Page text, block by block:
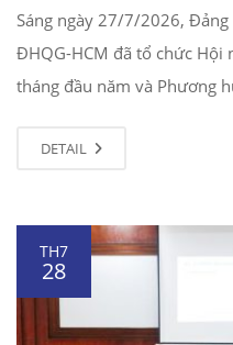
Sáng ngày 27/7/2026,
ĐHQG-HCM đã tổ chức Hội
tháng đầu năm và Phương
DETAIL
TH7
28